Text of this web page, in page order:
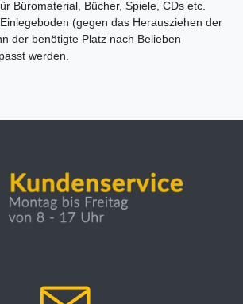
Büromaterial, Bücher, Spiele, CDs etc.
(gegen das Herausziehen der
der benötigte Platz nach Belieben
werden.